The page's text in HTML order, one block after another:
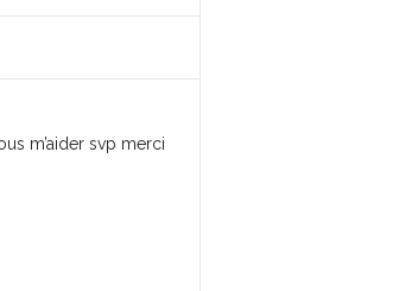
m’aider svp merci